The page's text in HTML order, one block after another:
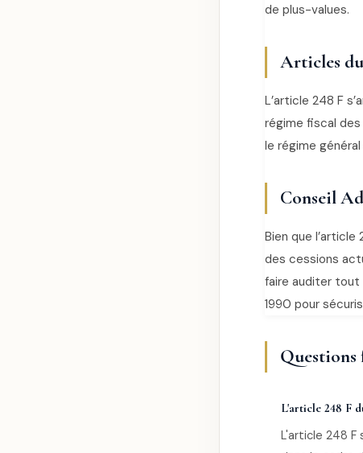
de plus-values.
Articles
L’article 248 F
régime fiscal
le régime
Conseil
Bien que
des cessions
faire auditer
1990 pour
Questions
L'article 248 F
L'article 248 F